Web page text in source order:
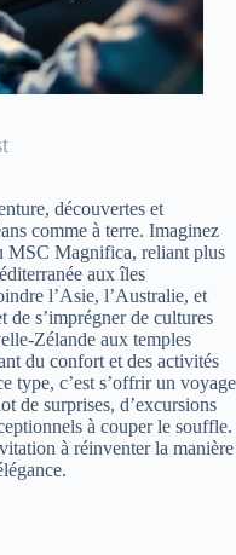
découvertes et
comme à terre. Imaginez
MSC Magnifica, reliant plus
aux îles
l’Asie, l’Australie, et
de s’imprégner de cultures
Zélande aux temples
du confort et des activités
type, c’est s’offrir un voyage
de surprises, d’excursions
à couper le souffle.
à réinventer la manière